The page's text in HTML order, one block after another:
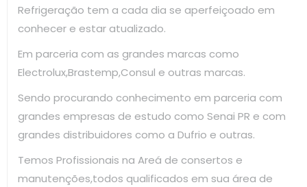
Refrigeração tem a cada dia se aperfeiçoado em
conhecer e estar atualizado.
Em parceria com as grandes marcas como
Electrolux,Brastemp,Consul e outras marcas.
Sendo procurando conhecimento em parceria com
grandes empresas de estudo como Senai PR e com
grandes distribuidores como a Dufrio e outras.
Temos Profissionais na Areá de consertos e
manutenções,todos qualificados em sua área de